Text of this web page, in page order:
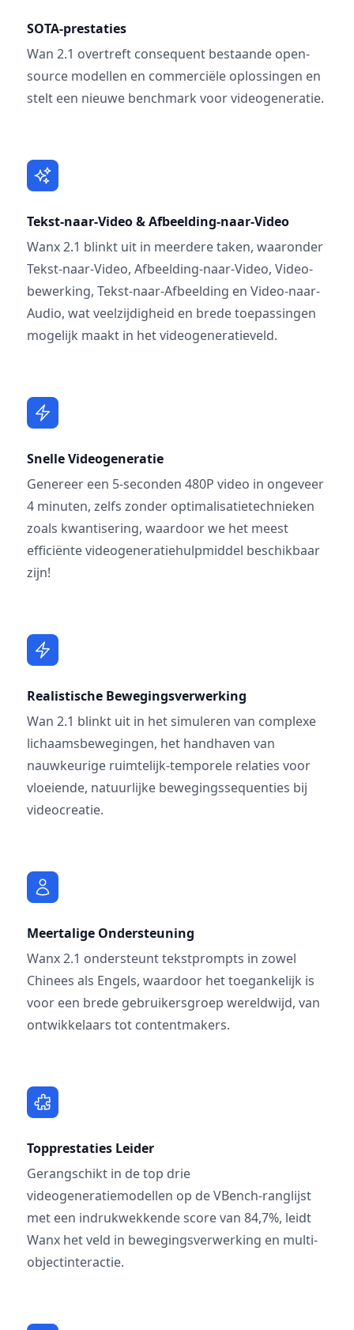
SOTA-prestaties
Wan 2.1 overtreft consequent bestaande open-
source modellen en commerciële oplossingen en
stelt een nieuwe benchmark voor videogeneratie.
Tekst-naar-Video & Afbeelding-naar-Video
Wanx 2.1 blinkt uit in meerdere taken, waaronder
Tekst-naar-Video, Afbeelding-naar-Video, Video-
bewerking, Tekst-naar-Afbeelding en Video-naar-
Audio, wat veelzijdigheid en brede toepassingen
mogelijk maakt in het videogeneratieveld.
Snelle Videogeneratie
Genereer een 5-seconden 480P video in ongeveer
4 minuten, zelfs zonder optimalisatietechnieken
zoals kwantisering, waardoor we het meest
efficiënte videogeneratiehulpmiddel beschikbaar
zijn!
Realistische Bewegingsverwerking
Wan 2.1 blinkt uit in het simuleren van complexe
lichaamsbewegingen, het handhaven van
nauwkeurige ruimtelijk-temporele relaties voor
vloeiende, natuurlijke bewegingssequenties bij
videocreatie.
Meertalige Ondersteuning
Wanx 2.1 ondersteunt tekstprompts in zowel
Chinees als Engels, waardoor het toegankelijk is
voor een brede gebruikersgroep wereldwijd, van
ontwikkelaars tot contentmakers.
Topprestaties Leider
Gerangschikt in de top drie
videogeneratiemodellen op de VBench-ranglijst
met een indrukwekkende score van 84,7%, leidt
Wanx het veld in bewegingsverwerking en multi-
objectinteractie.